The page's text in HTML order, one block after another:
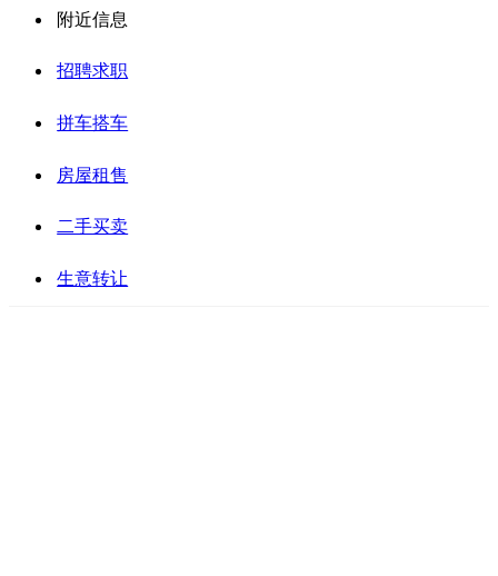
附近信息
招聘求职
拼车搭车
房屋租售
二手买卖
生意转让